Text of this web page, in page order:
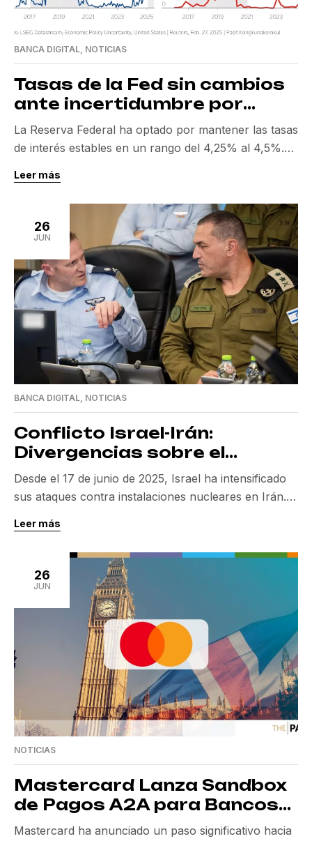
BANCA DIGITAL, NOTICIAS
Tasas de la Fed sin cambios
ante incertidumbre por
aranceles de Trump
La Reserva Federal ha optado por mantener las tasas
de interés estables en un rango del 4,25% al 4,5%.
efectos de los aranceles impuestos por Donald
Trump y las crecientes tensiones en Medio Oriente.
Este ajuste se anunció el 18 de junio de 2025,
revelando una […]
Leer más
26
JUN
BANCA DIGITAL, NOTICIAS
Conflicto Israel-Irán:
Divergencias sobre el
Programa Nuclear Iraní
Desde el 17 de junio de 2025, Israel ha intensificado
sus ataques contra instalaciones nucleares en Irán.
a un hito en el desarrollo de armas nucleares, lo que
justifica estas acciones preventivas. Sin embargo,
existe una divergencia significativa en la evaluación
de la amenaza iraní entre Israel […]
Leer más
26
JUN
NOTICIAS
Mastercard Lanza Sandbox
de Pagos A2A para Bancos
en Reino Unido
Mastercard ha anunciado un paso significativo hacia